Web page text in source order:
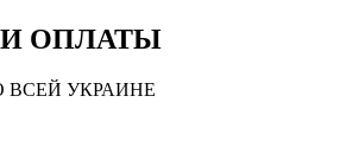
ОПЛАТЫ
УКРАИНЕ